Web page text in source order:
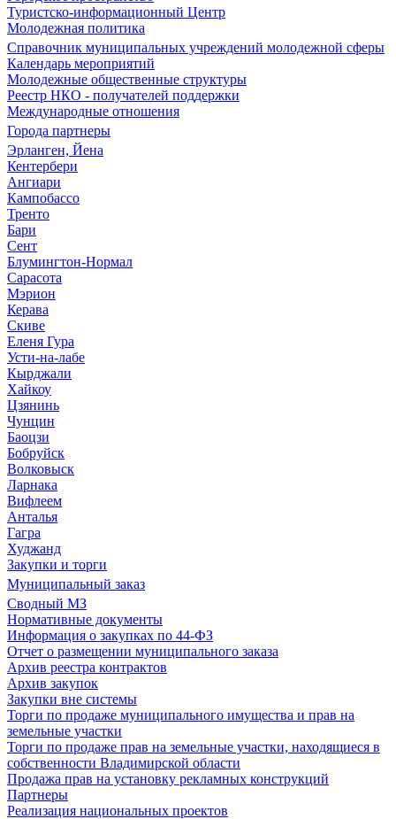
Туристско-информационный Центр
Молодежная политика
Справочник муниципальных учреждений молодежной сферы
Календарь мероприятий
Молодежные общественные структуры
Реестр НКО - получателей поддержки
Международные отношения
Города партнеры
Эрланген, Йена
Кентербери
Ангиари
Кампобассо
Тренто
Бари
Сент
Блумингтон-Нормал
Сарасота
Мэрион
Керава
Скиве
Еленя Гура
Усти-на-лабе
Кырджали
Хайкоу
Цзянинь
Чунцин
Баоцзи
Бобруйск
Волковыск
Ларнака
Вифлеем
Анталья
Гагра
Худжанд
Закупки и торги
Муниципальный заказ
Сводный МЗ
Нормативные документы
Информация о закупках по 44-ФЗ
Отчет о размещении муниципального заказа
Архив реестра контрактов
Архив закупок
Закупки вне системы
Торги по продаже муниципального имущества и прав на
земельные участки
Торги по продаже прав на земельные участки, находящиеся в
собственности Владимирской области
Продажа прав на установку рекламных конструкций
Партнеры
Реализация национальных проектов